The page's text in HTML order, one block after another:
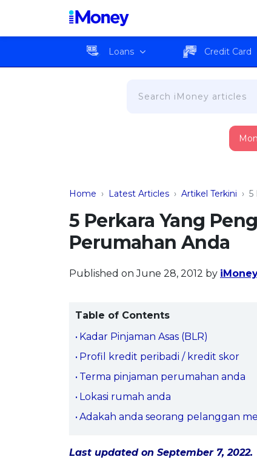
Loans Credit Card
Home › Latest Articles › Artikel Terkini › 5
5 Perkara Yang
Perumahan Anda
Published on June 28, 2012 by
Table of Contents
Kadar Pinjaman Asas (BLR)
Profil kredit peribadi / kredit skor
Terma pinjaman perumahan anda
Lokasi rumah anda
Adakah anda seorang pelanggan
Last updated on September 7, 2022.